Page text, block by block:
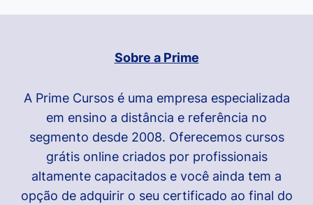
Sobre a Prime
A Prime Cursos é uma empresa especializada
em ensino a distância e referência no
segmento desde 2008. Oferecemos cursos
grátis online criados por profissionais
altamente capacitados e você ainda tem a
opção de adquirir o seu certificado ao final do